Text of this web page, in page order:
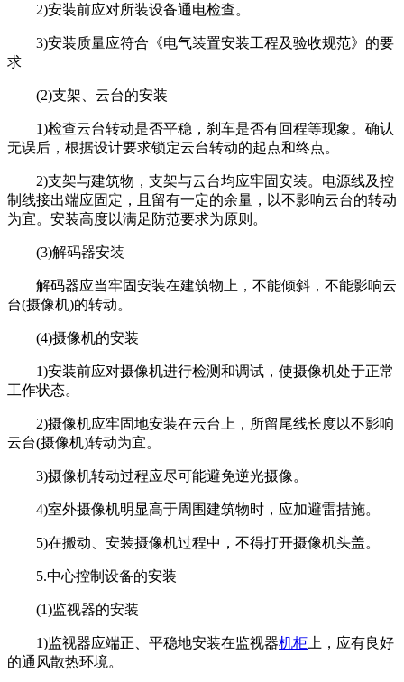
2)安装前应对所装设备通电检查。
3)安装质量应符合《电气装置安装工程及验收规范》的要
求
(2)支架、云台的安装
1)检查云台转动是否平稳，刹车是否有回程等现象。确认
无误后，根据设计要求锁定云台转动的起点和终点。
2)支架与建筑物，支架与云台均应牢固安装。电源线及控
制线接出端应固定，且留有一定的余量，以不影响云台的转动
为宜。安装高度以满足防范要求为原则。
(3)解码器安装
解码器应当牢固安装在建筑物上，不能倾斜，不能影响云
台(摄像机)的转动。
(4)摄像机的安装
1)安装前应对摄像机进行检测和调试，使摄像机处于正常
工作状态。
2)摄像机应牢固地安装在云台上，所留尾线长度以不影响
云台(摄像机)转动为宜。
3)摄像机转动过程应尽可能避免逆光摄像。
4)室外摄像机明显高于周围建筑物时，应加避雷措施。
5)在搬动、安装摄像机过程中，不得打开摄像机头盖。
5.中心控制设备的安装
(1)监视器的安装
1)监视器应端正、平稳地安装在监视器机柜 上，应有良好
的通风散热环境。